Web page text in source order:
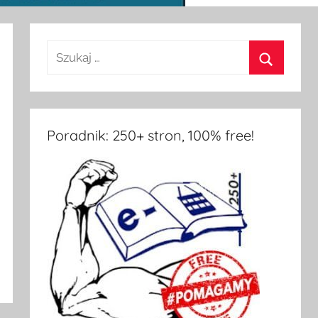
Poradnik: 250+ stron, 100% free!